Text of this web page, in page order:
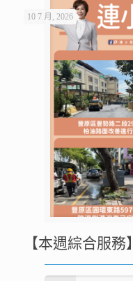
10 7 月, 2026
【本週綜合服務】